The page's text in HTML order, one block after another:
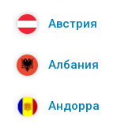
Австрия
Албания
Андорра